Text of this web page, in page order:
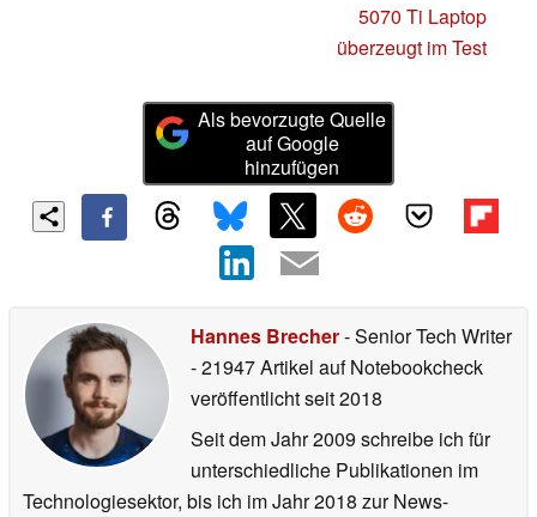
5070 Ti Laptop
überzeugt im Test
Als bevorzugte Quelle
auf Google
hinzufügen
Hannes Brecher- Senior Tech Writer
- 21947 Artikel auf Notebookcheck
veröffentlichtseit 2018
Seit dem Jahr 2009 schreibe ich für
unterschiedliche Publikationen im
Technologiesektor, bis ich im Jahr 2018 zur News-